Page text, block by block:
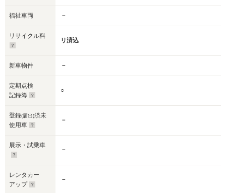
福祉車両 －
リサイクル料
リ済込
新車物件 －
定期点検
記録簿
○
登録(届出)済未
使用車
－
展示・試乗車
－
レンタカー
アップ
－